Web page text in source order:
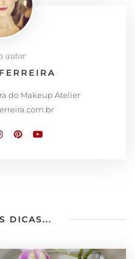
autor
do Makeup Atelier
DICAS...